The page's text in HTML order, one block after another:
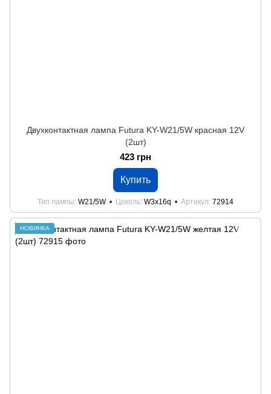
Двухконтактная лампа Futura KY-W21/5W красная 12V
(2шт)
423 грн
Купить
Тип лампы W21/5W Цоколь W3x16q Артикул 72914
НОВИНКА